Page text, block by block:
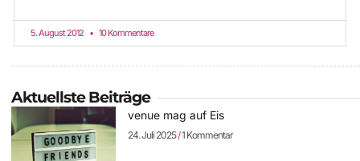
5. August 2012 10 Kommentare
Aktuellste Beiträge
venue mag auf Eis
24. Juli 2025 1 Kommentar